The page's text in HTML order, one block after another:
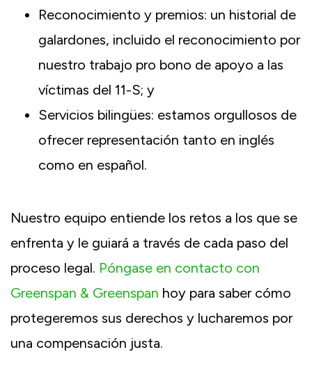
Reconocimiento y premios: un historial de
galardones, incluido el reconocimiento por
nuestro trabajo pro bono de apoyo a las
víctimas del 11-S; y
Servicios bilingües: estamos orgullosos de
ofrecer representación tanto en inglés
como en español.
Nuestro equipo entiende los retos a los que se
enfrenta y le guiará a través de cada paso del
proceso legal. Póngase en contacto con
Greenspan & Greenspan hoy para saber cómo
protegeremos sus derechos y lucharemos por
una compensación justa.